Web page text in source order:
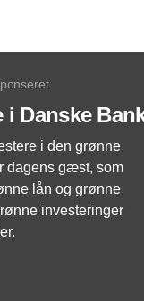
i Danske
i den grønne
dagens gæst, som
lån og grønne
investeringer